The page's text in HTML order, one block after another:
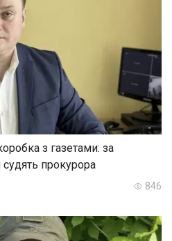
з газетами: за
судять прокурора
846